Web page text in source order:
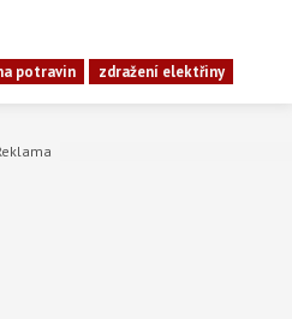
potravin zdražení elektřiny